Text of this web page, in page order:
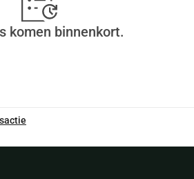
komen binnenkort.